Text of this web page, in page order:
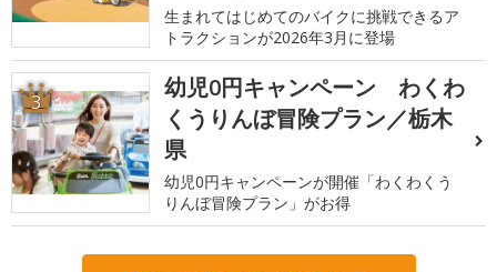
生まれてはじめてのバイクに挑戦できるア
トラクションが2026年3月に登場
3
幼児0円キャンペーン わくわ
くうりんぼ冒険プラン／栃木
県
幼児0円キャンペーンが開催「わくわくう
りんぼ冒険プラン」がお得